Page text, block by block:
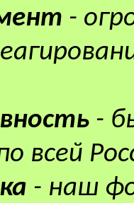
-
-
всей
- наш